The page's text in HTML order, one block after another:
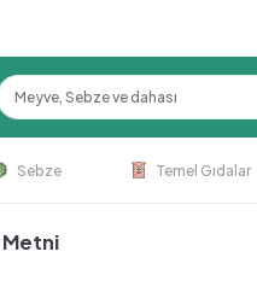
Sebze Temel Gıdalar
Metni